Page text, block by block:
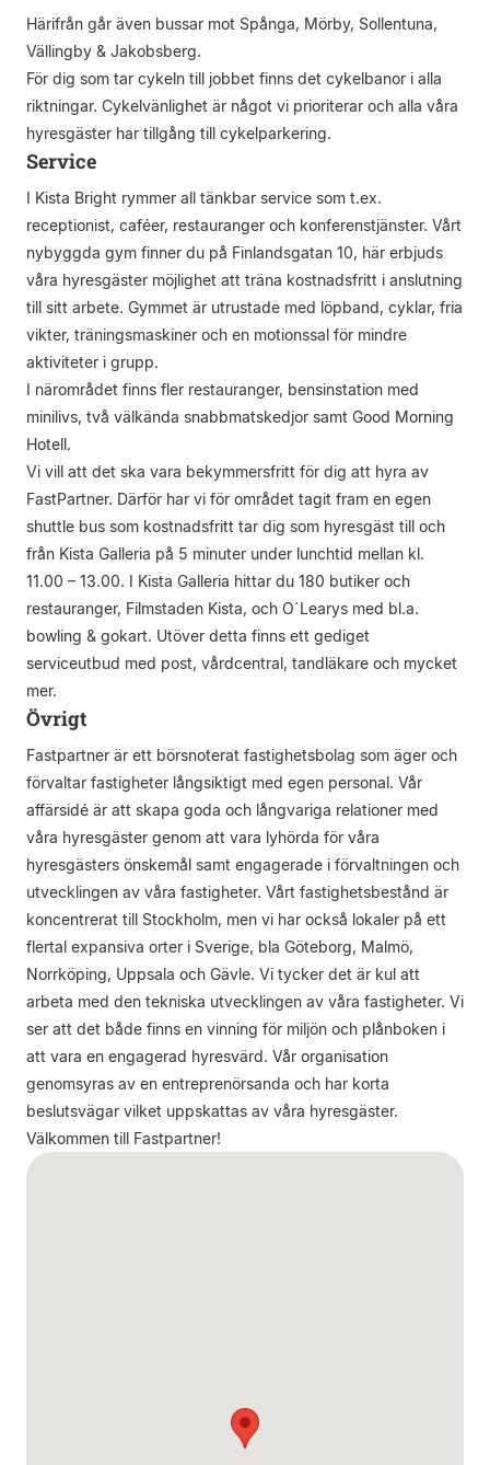
Härifrån går även bussar mot Spånga, Mörby, Sollentuna,
Vällingby & Jakobsberg.
För dig som tar cykeln till jobbet finns det cykelbanor i alla
riktningar. Cykelvänlighet är något vi prioriterar och alla våra
hyresgäster har tillgång till cykelparkering.
Service
I Kista Bright rymmer all tänkbar service som t.ex.
receptionist, caféer, restauranger och konferenstjänster. Vårt
nybyggda gym finner du på Finlandsgatan 10, här erbjuds
våra hyresgäster möjlighet att träna kostnadsfritt i anslutning
till sitt arbete. Gymmet är utrustade med löpband, cyklar, fria
vikter, träningsmaskiner och en motionssal för mindre
aktiviteter i grupp.
I närområdet finns fler restauranger, bensinstation med
minilivs, två välkända snabbmatskedjor samt Good Morning
Hotell.
Vi vill att det ska vara bekymmersfritt för dig att hyra av
FastPartner. Därför har vi för området tagit fram en egen
shuttle bus som kostnadsfritt tar dig som hyresgäst till och
från Kista Galleria på 5 minuter under lunchtid mellan kl.
11.00 – 13.00. I Kista Galleria hittar du 180 butiker och
restauranger, Filmstaden Kista, och O´Learys med bl.a.
bowling & gokart. Utöver detta finns ett gediget
serviceutbud med post, vårdcentral, tandläkare och mycket
mer.
Övrigt
Fastpartner är ett börsnoterat fastighetsbolag som äger och
förvaltar fastigheter långsiktigt med egen personal. Vår
affärsidé är att skapa goda och långvariga relationer med
våra hyresgäster genom att vara lyhörda för våra
hyresgästers önskemål samt engagerade i förvaltningen och
utvecklingen av våra fastigheter. Vårt fastighetsbestånd är
koncentrerat till Stockholm, men vi har också lokaler på ett
flertal expansiva orter i Sverige, bla Göteborg, Malmö,
Norrköping, Uppsala och Gävle. Vi tycker det är kul att
arbeta med den tekniska utvecklingen av våra fastigheter. Vi
ser att det både finns en vinning för miljön och plånboken i
att vara en engagerad hyresvärd. Vår organisation
genomsyras av en entreprenörsanda och har korta
beslutsvägar vilket uppskattas av våra hyresgäster.
Välkommen till Fastpartner!